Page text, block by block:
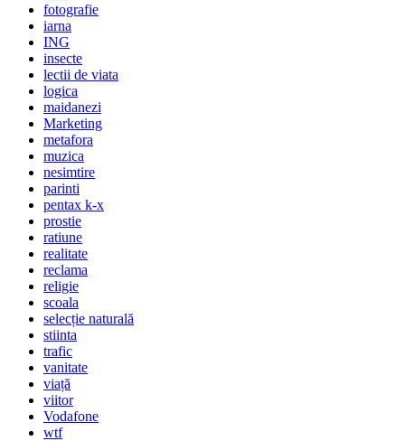
fotografie
iarna
ING
insecte
lectii de viata
logica
maidanezi
Marketing
metafora
muzica
nesimtire
parinti
pentax k-x
prostie
ratiune
realitate
reclama
religie
scoala
selecție naturală
stiinta
trafic
vanitate
viață
viitor
Vodafone
wtf